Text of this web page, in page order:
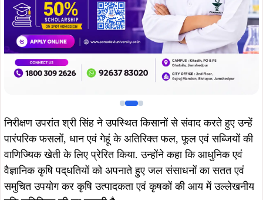
वृद्धि सुनिश्चित की जा सकती है.